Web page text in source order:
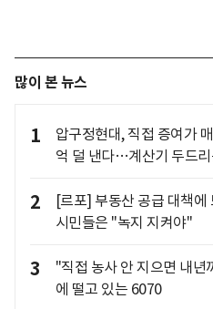
많이 본 뉴스
1
압구정현대, 직접 증여가
억 덜 낸다…계산기 두드
2
[르포] 부동산 공급 대책
시민들은 "녹지 지켜야"
3
"직접 농사 안 지으면 내
에 떨고 있는 6070